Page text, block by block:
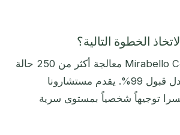
الخطوة التالية؟
أتمت Mirabello Consultancy معالجة أكثر من 250 حالة
جنسية كاريبية بمعدل قبول 99%. يقدم مستشارونا
توجيهاً شخصياً بمستوى سرية